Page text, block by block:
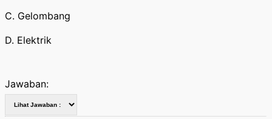
C. Gelombang
D. Elektrik
Jawaban: